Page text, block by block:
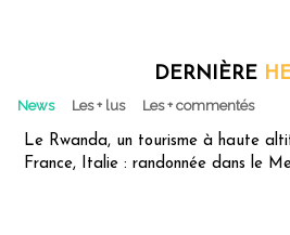
DERNIÈRE
News Les + lus Les + commentés
Le Rwanda, un tourisme à haute
France, Italie : randonnée dans le